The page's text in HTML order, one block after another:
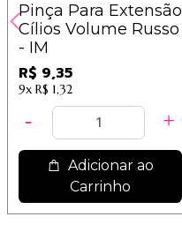
Pinça Para Extensão
Cílios Volume Russo
- IM
R$ 9,35
9x R$ 1,32
Adicionar ao
Carrinho